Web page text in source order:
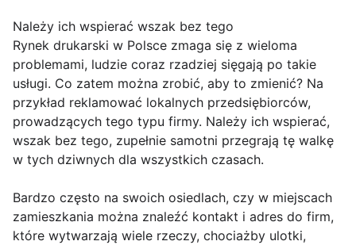
Należy ich wspierać wszak bez tego
Rynek drukarski w Polsce zmaga się z wieloma
problemami, ludzie coraz rzadziej sięgają po takie
usługi. Co zatem można zrobić, aby to zmienić? Na
przykład reklamować lokalnych przedsiębiorców,
prowadzących tego typu firmy. Należy ich wspierać,
wszak bez tego, zupełnie samotni przegrają tę walkę
w tych dziwnych dla wszystkich czasach.
Bardzo często na swoich osiedlach, czy w miejscach
zamieszkania można znaleźć kontakt i adres do firm,
które wytwarzają wiele rzeczy, chociażby ulotki,